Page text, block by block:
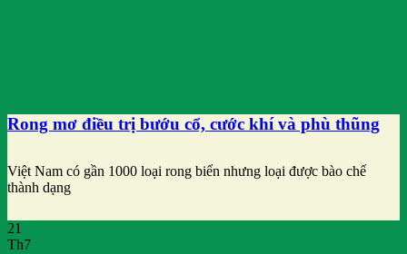
Rong mơ điều trị bướu cổ, cước khí và phù thũng
Việt Nam có gần 1000 loại rong biển nhưng loại được bào chế
thành dạng
21
Th7